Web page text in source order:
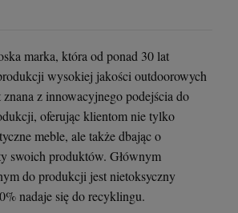
marka, która od ponad 30 lat
wysokiej jakości outdoorowych
z innowacyjnego podejścia do
oferując klientom nie tylko
meble, ale także dbając o
swoich produktów. Głównym
do produkcji jest nietoksyczny
nadaje się do recyklingu.